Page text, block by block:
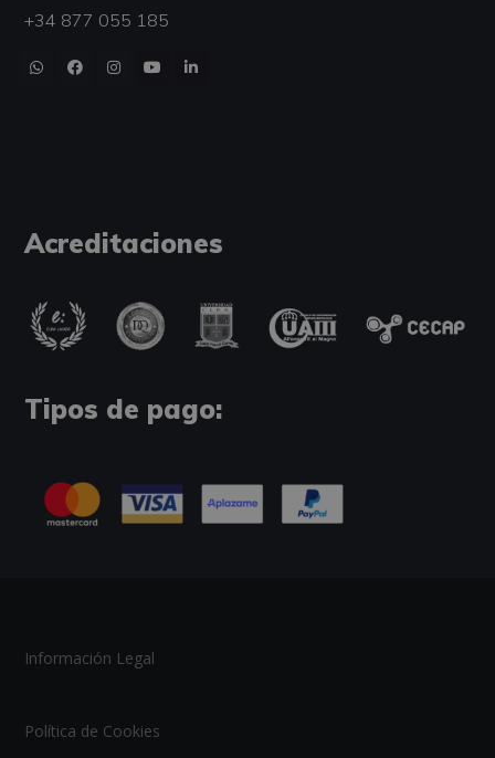
+34 877 055 185
Acreditaciones
Tipos de pago:
Información Legal
Política de Cookies